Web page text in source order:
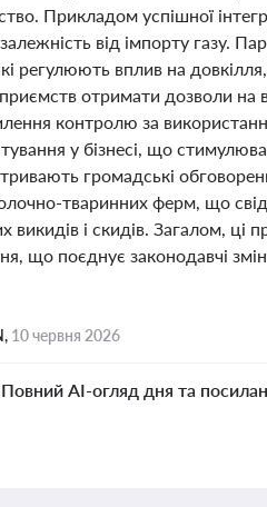
Прикладом успішної
від імпорту газу.
регулюють вплив на
отримати дозволи
контролю за
у бізнесі, що
громадські
тваринних ферм, що
викидів і скидів. Загалом,
що поєднує законодавчі
10 червня 2026
Повний AI-огляд дня та